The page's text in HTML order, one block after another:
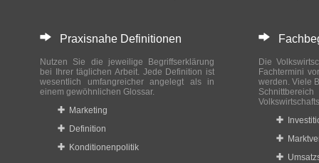
Praxisnahe Definitionen
Nutzen Sie die jeweilige Begriffserklärung
bei Ihrer täglichen Arbeit. Jede Definition ist
wesentlich umfangreicher angelegt als in
einem gewöhnlichen Glossar.
Marketing
Definition
Konditionenpolitik
Die
Fachtermini
werden. Viele